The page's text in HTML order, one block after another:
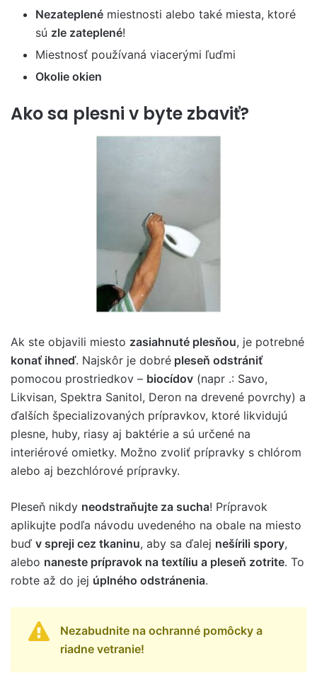
Nezateplené miestnosti alebo také miesta, ktoré
sú zle zateplené!
Miestnosť používaná viacerými ľuďmi
Okolie okien
Ako sa plesni v byte zbaviť?
Ak ste objavili miesto zasiahnuté plesňou, je potrebné
konať ihneď. Najskôr je dobré pleseň odstrániť
pomocou prostriedkov – biocídov (napr .: Savo,
Likvisan, Spektra Sanitol, Deron na drevené povrchy) a
ďalších špecializovaných prípravkov, ktoré likvidujú
plesne, huby, riasy aj baktérie a sú určené na
interiérové omietky. Možno zvoliť prípravky s chlórom
alebo aj bezchlórové prípravky.
Pleseň nikdy neodstraňujte za sucha! Prípravok
aplikujte podľa návodu uvedeného na obale na miesto
buď v spreji cez tkaninu, aby sa ďalej nešírili spory,
alebo naneste prípravok na textíliu a pleseň zotrite. To
robte až do jej úplného odstránenia.
Nezabudnite na ochranné pomôcky a
riadne vetranie!